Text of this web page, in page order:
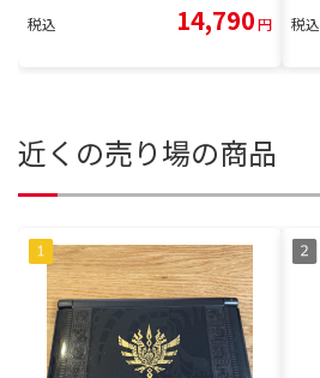
税込 14,790円 税込
近くの売り場の商品